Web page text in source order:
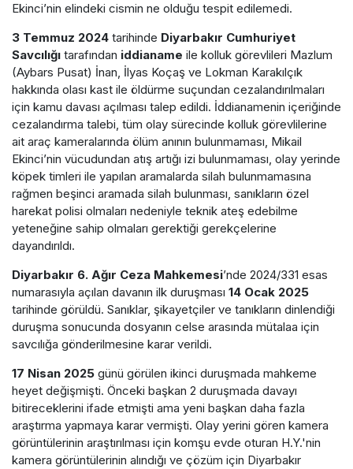
Ekinci’nin elindeki cismin ne olduğu tespit edilemedi.
3 Temmuz 2024 tarihinde Diyarbakır Cumhuriyet
Savcılığı tarafından iddianame ile kolluk görevlileri Mazlum
(Aybars Pusat) İnan, İlyas Koçaş ve Lokman Karakılçık
hakkında olası kast ile öldürme suçundan cezalandırılmaları
için kamu davası açılması talep edildi. İddianamenin içeriğinde
cezalandırma talebi, tüm olay sürecinde kolluk görevlilerine
ait araç kameralarında ölüm anının bulunmaması, Mikail
Ekinci’nin vücudundan atış artığı izi bulunmaması, olay yerinde
köpek timleri ile yapılan aramalarda silah bulunmamasına
rağmen beşinci aramada silah bulunması, sanıkların özel
harekat polisi olmaları nedeniyle teknik ateş edebilme
yeteneğine sahip olmaları gerektiği gerekçelerine
dayandırıldı.
Diyarbakır 6. Ağır Ceza Mahkemesi’nde 2024/331 esas
numarasıyla açılan davanın ilk duruşması 14 Ocak 2025
tarihinde görüldü. Sanıklar, şikayetçiler ve tanıkların dinlendiği
duruşma sonucunda dosyanın celse arasında mütalaa için
savcılığa gönderilmesine karar verildi.
17 Nisan 2025 günü görülen ikinci duruşmada mahkeme
heyet değişmişti. Önceki başkan 2 duruşmada davayı
bitireceklerini ifade etmişti ama yeni başkan daha fazla
araştırma yapmaya karar vermişti. Olay yerini gören kamera
görüntülerinin araştırılması için komşu evde oturan H.Y.'nin
kamera görüntülerinin alındığı ve çözüm için Diyarbakır